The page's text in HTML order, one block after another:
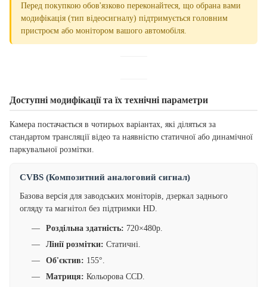
Перед покупкою обов'язково переконайтеся, що обрана вами
модифікація (тип відеосигналу) підтримується головним
пристроєм або монітором вашого автомобіля.
Доступні модифікації та їх технічні параметри
Камера постачається в чотирьох варіантах, які діляться за
стандартом трансляції відео та наявністю статичної або динамічної
паркувальної розмітки.
CVBS (Композитний аналоговий сигнал)
Базова версія для заводських моніторів, дзеркал заднього
огляду та магнітол без підтримки HD.
Роздільна здатність: 720×480p.
Лінії розмітки: Статичні.
Об'єктив: 155°.
Матриця: Кольорова CCD.